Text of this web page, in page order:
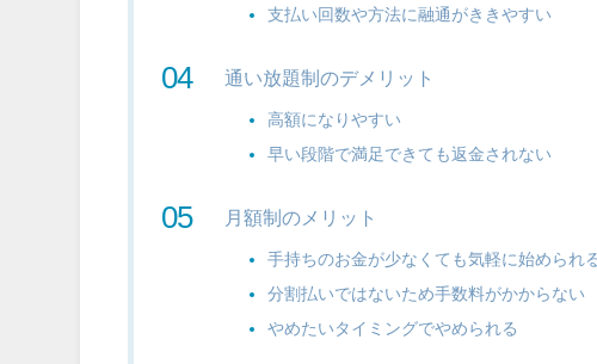
支払い回数や方法に融通がききやすい
通い放題制のデメリット
高額になりやすい
早い段階で満足できても返金されない
月額制のメリット
手持ちのお金が少なくても気軽に始められ
分割払いではないため手数料がかからない
やめたいタイミングでやめられる